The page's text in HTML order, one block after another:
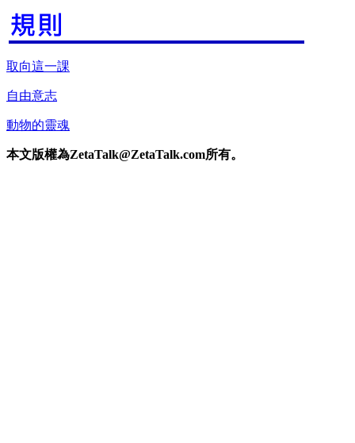
取向這一課
自由意志
動物的靈魂
本文版權為ZetaTalk@ZetaTalk.com所有。